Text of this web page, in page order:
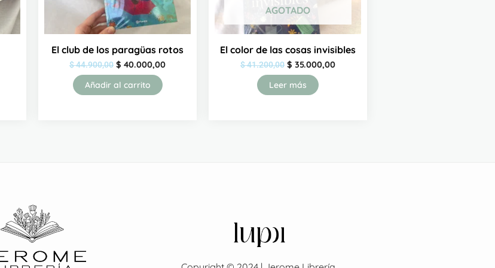
El club de los paragüas rotos
$44.900,00 $ 40.000,00
Añadir al carrito
AGOTADO
El color de las cosas invisibles
$41.200,00 $ 35.000,00
Leer más